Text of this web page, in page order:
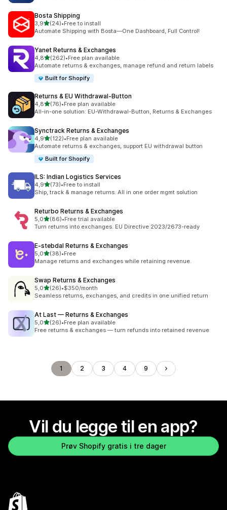
Bosta Shipping
3,9av 5 stjerner
(24)
Totalt 24 omtaler
•Free to install
Automate Shipping with Bosta—One Dashboard, Full Control!
Yanet Returns & Exchanges
4,8av 5 stjerner
(262)
Totalt 262 omtaler
•Free plan available
Automate returns & exchanges, manage refund and return labels
Built for Shopify
Returns & EU Withdrawal‑Button
4,8av 5 stjerner
(76)
Totalt 76 omtaler
•Free plan available
All-in-one solution: EU-Withdrawal-Button, Returns & Exchanges
Synctrack Returns & Exchanges
4,9av 5 stjerner
(122)
Totalt 122 omtaler
•Free plan available
Automate returns & exchanges, support EU withdrawal button
Built for Shopify
ILS: Indian Logistics Services
4,9av 5 stjerner
(73)
Totalt 73 omtaler
•Free to install
Ship, track & manage returns. All in one order mgmt solution
Returbo Returns & Exchanges
5,0av 5 stjerner
(86)
Totalt 86 omtaler
•Free trial available
Turn returns into exchanges. EU Directive 2023/2673-ready
E‑stebdal Returns & Exchanges
5,0av 5 stjerner
(38)
Totalt 38 omtaler
•Free
Manage returns and exchanges while retaining revenue.
Swap Returns & Exchanges
5,0av 5 stjerner
(26)
Totalt 26 omtaler
•$350/month
Seamless returns, exchanges, and credits in one unified return
At Last — Returns & Exchanges
5,0av 5 stjerner
(26)
Totalt 26 omtaler
•Free plan available
Free returns & exchanges — turn refunds into retained revenue
1 2 3 4 9
Vil du legge til en app?
Prøv Shopify gratis i tre dager